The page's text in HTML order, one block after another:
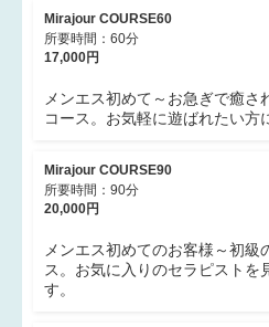
Mirajour COURSE60
所要時間：60分
17,000円
メンエス初めて～お急ぎで癒さ
コース。お気軽に遊ばれたい方
Mirajour COURSE90
所要時間：90分
20,000円
メンエス初めてのお客様～初級
ス。お気に入りのセラピストを
す。